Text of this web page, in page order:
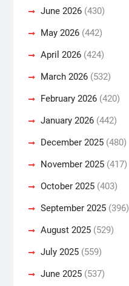
June 2026(430)
May 2026(442)
April 2026(424)
March 2026(532)
February 2026(420)
January 2026(442)
December 2025(480)
November 2025(417)
October 2025(403)
September 2025(396)
August 2025(529)
July 2025(559)
June 2025(537)